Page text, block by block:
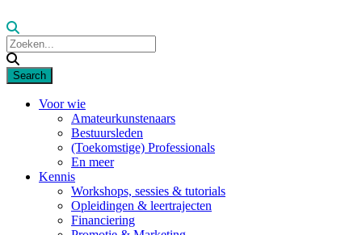
Voor wie
Amateurkunstenaars
Bestuursleden
(Toekomstige) Professionals
En meer
Kennis
Workshops, sessies & tutorials
Opleidingen & leertrajecten
Financiering